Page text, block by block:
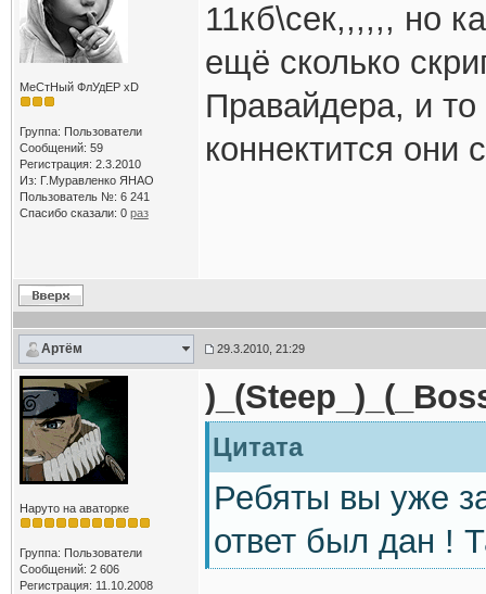
МеСтНый ФлУдЕР xD
Группа: Пользователи
Сообщений: 59
Регистрация: 2.3.2010
Из: Г.Муравленко ЯНАО
Пользователь №: 6 241
Спасибо сказали: 0 раз
11кб\сек,,,,,, но
ещё сколько
Правайдера, и
коннектится они
Артём 29.3.2010, 21:29
Наруто на аваторке
Группа: Пользователи
Сообщений: 2 606
Регистрация: 11.10.2008
Цитата
Ребяты вы уже
ответ был дан !